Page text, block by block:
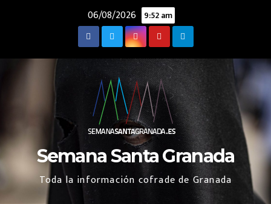
06/08/2026 9:52 am
Semana Santa Granada
Toda la información cofrade de Granada